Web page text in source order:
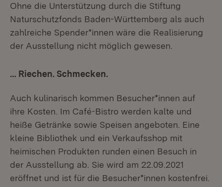
Ohne die Unterstützung durch die Stiftung
Naturschutzfonds Baden-Württemberg als auch
zahlreiche Spender*innen wäre die Realisierung
der Ausstellung nicht möglich gewesen.
… Riechen. Schmecken.
Auch kulinarisch kommen Besucher*innen auf
ihre Kosten. Im Café-Bistro werden kalte und
heiße Getränke sowie Speisen angeboten. Eine
kleine Bibliothek und ein Verkaufsshop mit
heimischen Produkten runden einen Besuch in
der Ausstellung ab. Sie wird am 22.09.2021
eröffnet und ist für die Besucher*innen kostenfrei.